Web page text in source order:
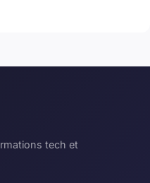
tech et